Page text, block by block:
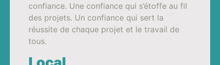
confiance. Une confiance qui s’étoffe au fil
des projets. Un confiance qui sert la
réussite de chaque projet et le travail de
tous.